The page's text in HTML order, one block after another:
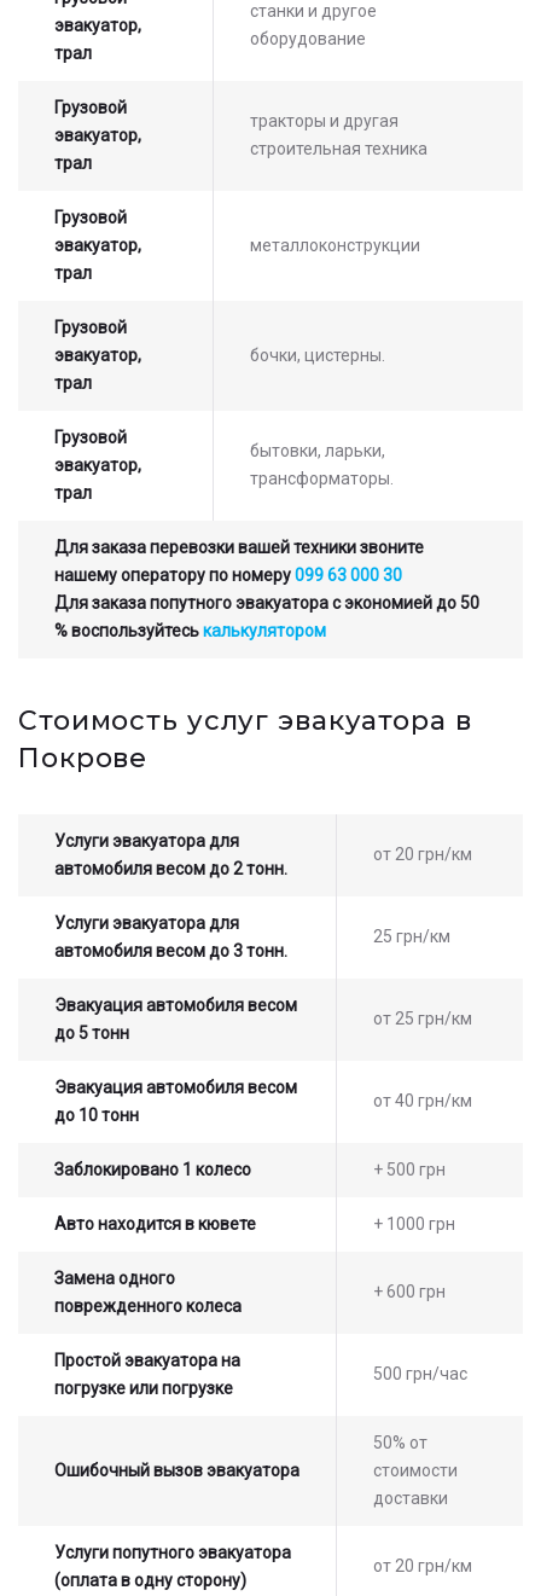
эвакуатор,
трал
станки и другое
оборудование
Грузовой
эвакуатор,
трал
тракторы и другая
строительная техника
Грузовой
эвакуатор,
трал
металлоконструкции
Грузовой
эвакуатор,
трал
бочки, цистерны.
Грузовой
эвакуатор,
трал
бытовки, ларьки,
трансформаторы.
Для заказа перевозки вашей техники звоните
нашему оператору по номеру099 63 000 30
Для заказа попутного эвакуатора с экономией до 50
% воспользуйтеськалькулятором
Стоимость услуг эвакуатора в
Покрове
Услуги эвакуатора для
автомобиля весом до 2 тонн.
от 20 грн/км
Услуги эвакуатора для
автомобиля весом до 3 тонн.
25 грн/км
Эвакуация автомобиля весом
до 5 тонн
от 25 грн/км
Эвакуация автомобиля весом
до 10 тонн
от 40 грн/км
Заблокировано 1 колесо + 500 грн
Авто находится в кювете + 1000 грн
Замена одного
поврежденного колеса
+ 600 грн
Простой эвакуатора на
погрузке или погрузке
500 грн/час
Ошибочный вызов эвакуатора
50% от
стоимости
доставки
Услуги попутного эвакуатора
(оплата в одну сторону)
от 20 грн/км
Оставьте заявку на просчет